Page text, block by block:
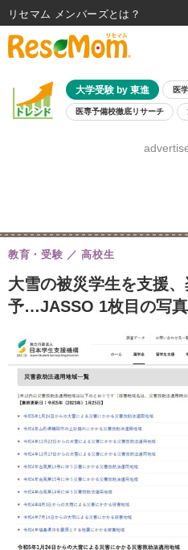
大学受験 by 東進 医
医専予備校徹底リサーチ
8月開催学校説
大雪の被災学生を支援
予…JASSO 1枚目の写
教育・受験 高校生
リセマム メンバーズ